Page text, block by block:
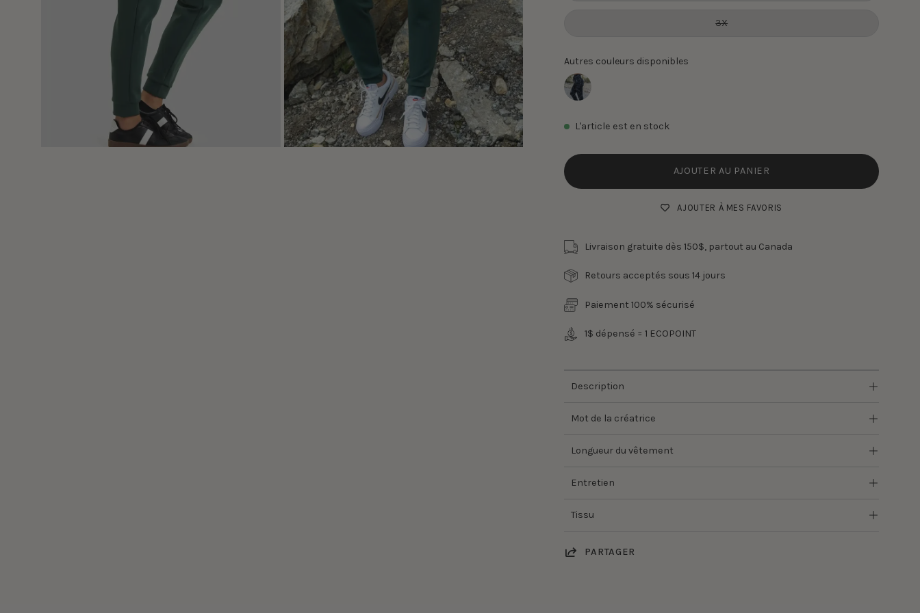
3X
Autres couleurs disponibles
L'article est en stock
AJOUTER AU PANIER
AJOUTER À MES FAVORIS
Livraison gratuite dès 150$, partout au Canada
Retours acceptés sous 14 jours
Paiement 100% sécurisé
1$ dépensé = 1 ECOPOINT
Description
Mot de la créatrice
Longueur du vêtement
Entretien
Tissu
PARTAGER